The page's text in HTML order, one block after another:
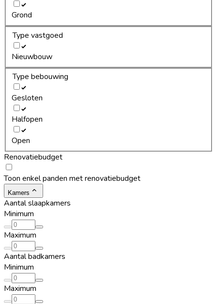
Grond
Type vastgoed
Nieuwbouw
Type bebouwing
Gesloten
Halfopen
Open
Renovatiebudget
Toon enkel panden met renovatiebudget
Kamers
Aantal slaapkamers
Minimum
Maximum
Aantal badkamers
Minimum
Maximum